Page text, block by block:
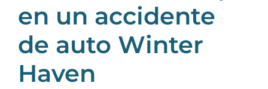
en un accidente
de auto Winter
Haven